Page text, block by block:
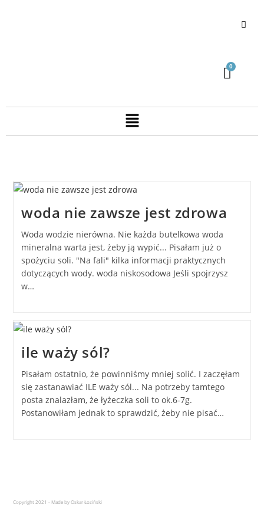
woda nie zawsze jest zdrowa
Woda wodzie nierówna. Nie każda butelkowa woda
mineralna warta jest, żeby ją wypić... Pisałam już o
spożyciu soli. "Na fali" kilka informacji praktycznych
dotyczących wody. woda niskosodowa Jeśli spojrzysz
w…
ile waży sól?
Pisałam ostatnio, że powinniśmy mniej solić. I zaczęłam
się zastanawiać ILE waży sól... Na potrzeby tamtego
posta znalazłam, że łyżeczka soli to ok.6-7g.
Postanowiłam jednak to sprawdzić, żeby nie pisać…
Copyright 2021 - Made by Oskar Łoziński